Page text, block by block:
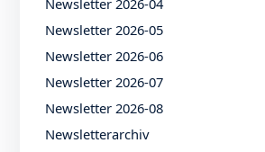
Newsletter 2026-05
Newsletter 2026-06
Newsletter 2026-07
Newsletter 2026-08
Newsletterarchiv